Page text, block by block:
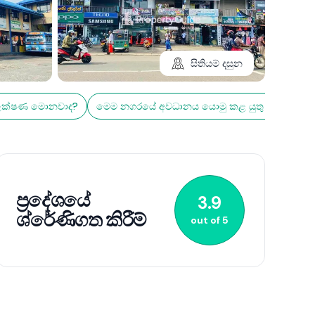
2+
සිතියම් දසුන
මොනවාද? මෙම නගරයේ අවධානය යොමු කළ යුතු අංග
ප්‍රදේශයේ
ශ්රේණිගත කිරීම්
3.9
out of5